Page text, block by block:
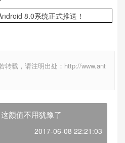
转载，请注明出处：http://www.ant
颜值不用犹豫了
2017-06-08 22:21:03